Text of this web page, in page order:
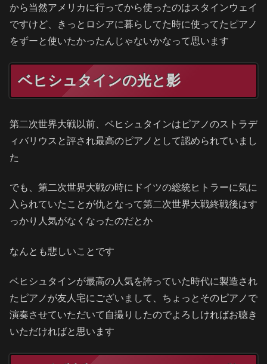
から当然アメリカに行ってから使ったのはスタインウェイ
ですけど、きっとロシアに暮らしてた時に使ってたピアノ
をずーと使いたかったんじゃないかなって思います
ベヒシュタインの光と影
第二次世界大戦以前、ベヒシュタインはピアノのストラデ
ィバリウスと評され最高のピアノとして認められていまし
た
でも、第二次世界大戦の時にドイツの総統ヒトラーに気に
入られていたことが仇となって第二次世界大戦終戦後はす
っかり人気がなくなったのだとか
なんとも悲しいことです
ベヒシュタインが最高の人気を誇っていた時代に製造され
たピアノが友人宅にございまして、ちょっとそのピアノで
演奏させていただいて自撮りしたのでよろしければお聴き
いただければと思います